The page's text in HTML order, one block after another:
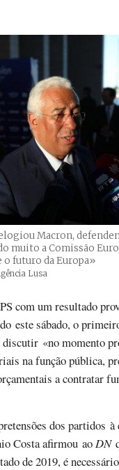
Macron,
muito a Comissão
o futuro da Europa»
Lusa
com um resultado
este sábado, o
«no momento
na função pública,
a contratar
dos partidos à
Costa afirmou aoDN
de 2019, é